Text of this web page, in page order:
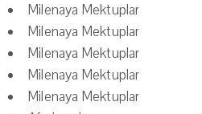
Milenaya Mektuplar
Milenaya Mektuplar
Milenaya Mektuplar
Milenaya Mektuplar
Milenaya Mektuplar